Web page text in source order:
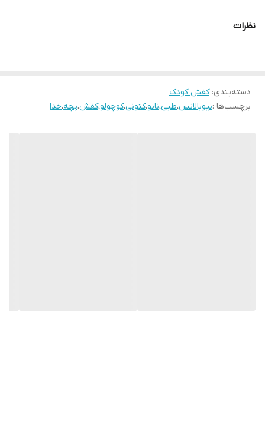
۳۰ مناسب پای ۱۸ سانـــت
۳۱مناسب پای ۱۸.۵ سانت
نظرات
دسته‌بندی:کفش کودک
برچسب‌ها :نیوبالانس،طبی،نانو،کتونی،کوچولو،کفش،بچه،خدا